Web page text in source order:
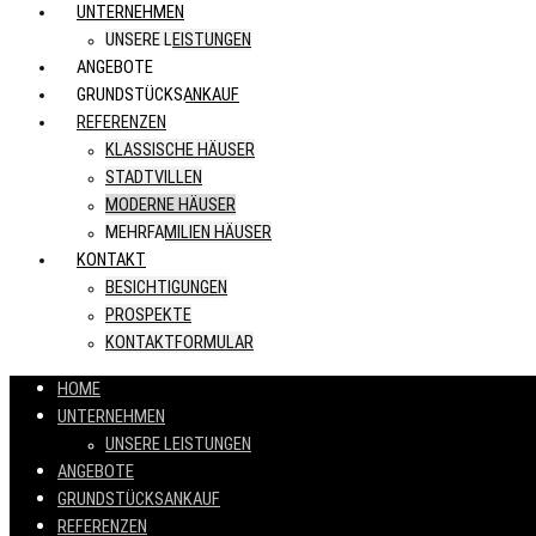
UNTERNEHMEN
UNSERE LEISTUNGEN
ANGEBOTE
GRUNDSTÜCKSANKAUF
REFERENZEN
KLASSISCHE HÄUSER
STADTVILLEN
MODERNE HÄUSER
MEHRFAMILIEN HÄUSER
KONTAKT
BESICHTIGUNGEN
PROSPEKTE
KONTAKTFORMULAR
HOME
UNTERNEHMEN
UNSERE LEISTUNGEN
ANGEBOTE
GRUNDSTÜCKSANKAUF
REFERENZEN